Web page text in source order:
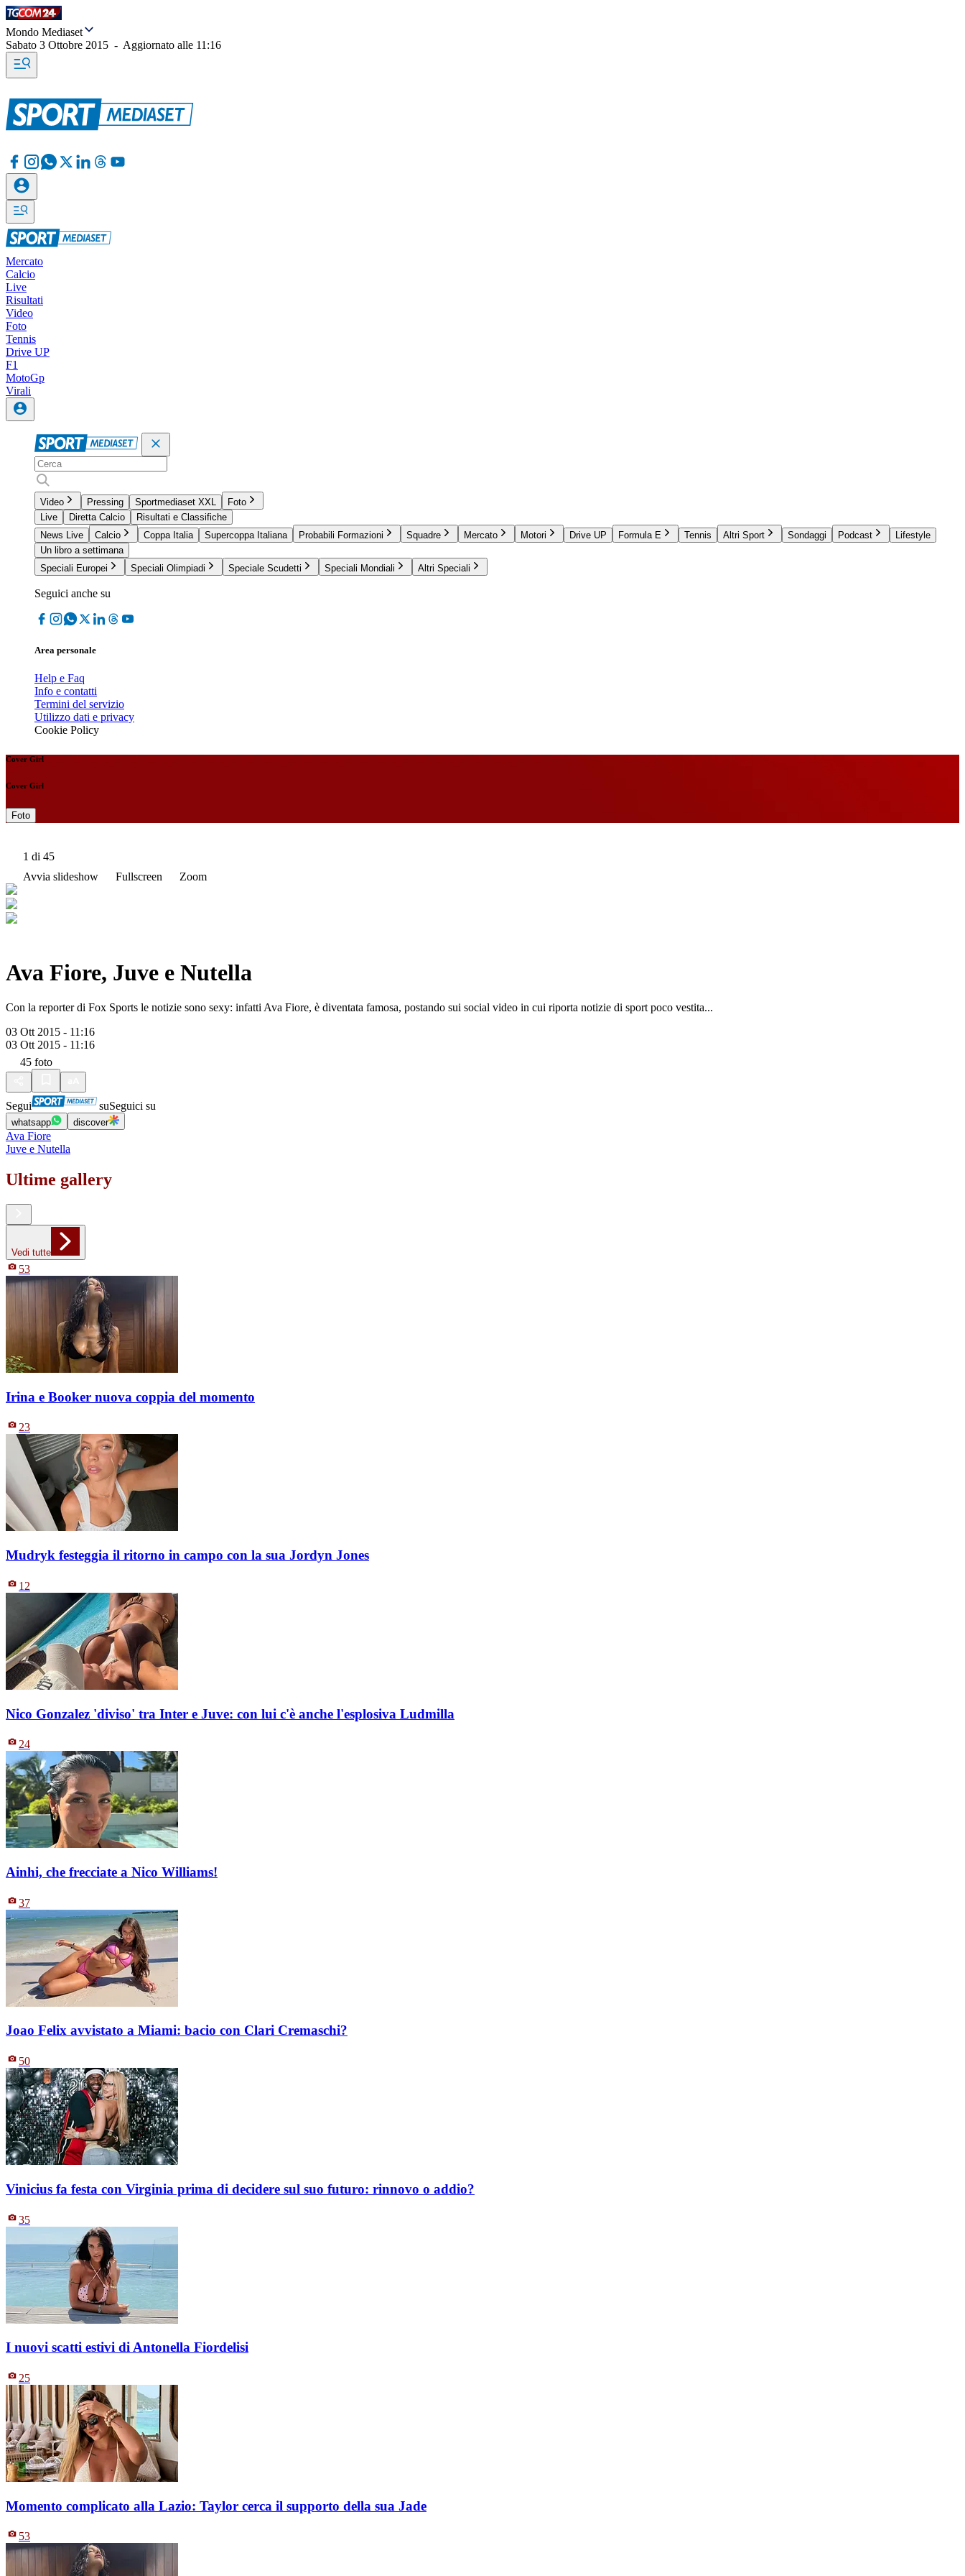
Mondo Mediaset
Sabato 3 Ottobre 2015 - Aggiornato alle 11:16
Mercato
Calcio
Live
Risultati
Video
Foto
Tennis
Drive UP
F1
MotoGp
Virali
Video Pressing Sportmediaset XXL
Foto
Live
Diretta Calcio
Risultati e Classifiche
News Live
Calcio Coppa Italia Supercoppa Italiana Probabili Formazioni Squadre Mercato Motori Drive UP Formula E Tennis Altri Sport Sondaggi Podcast
Lifestyle
Un libro a settimana
Speciali Europei
Speciali Olimpiadi Speciale Scudetti Speciali Mondiali Altri Speciali
Seguici anche su
Area personale
Help e Faq
Info e contatti
Termini del servizio
Utilizzo dati e privacy
Cookie Policy
Cover Girl
Cover Girl
Foto
1 di 45
Avvia slideshow
Fullscreen Zoom
Ava Fiore, Juve e Nutella
Con la reporter di Fox Sports le notizie sono sexy: infatti Ava Fiore, è diventata famosa, postando sui social video in cui riporta notizie di sport poco vestita...
03 Ott 2015 - 11:16
03 Ott 2015 - 11:16
45 foto
Segui suSeguici su
whatsapp discover
Ava Fiore
Juve e Nutella
Ultime gallery
Vedi tutte
53
Irina e Booker nuova coppia del momento
23
Mudryk festeggia il ritorno in campo con la sua Jordyn Jones
12
Nico Gonzalez 'diviso' tra Inter e Juve: con lui c'è anche l'esplosiva Ludmilla
24
Ainhi, che frecciate a Nico Williams!
37
Joao Felix avvistato a Miami: bacio con Clari Cremaschi?
50
Vinicius fa festa con Virginia prima di decidere sul suo futuro: rinnovo o addio?
35
I nuovi scatti estivi di Antonella Fiordelisi
25
Momento complicato alla Lazio: Taylor cerca il supporto della sua Jade
53